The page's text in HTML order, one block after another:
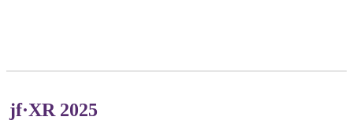
jf·XR 2025